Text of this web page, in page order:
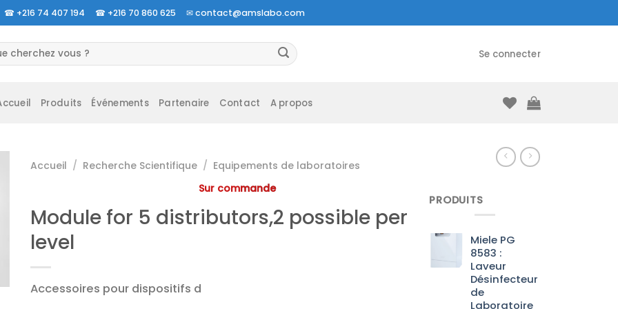
☎ +216 74 407 194 ☎ +216 70 860 625 ✉contact@amslabo.com
Se connecter
Produits Événements Partenaire Contact A propos
Accueil / Recherche Scientifique / Equipements de laboratoires
Sur commande
Module for 5 distributors,2 possible per
level
Accessoires pour dispositifs d
PRODUITS
Miele PG
8583 :
Laveur
Désinfecteur
de
Laboratoire